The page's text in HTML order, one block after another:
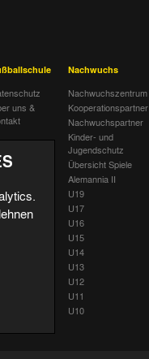
uns &
Nachwuchs
Nachwuchszentrum
Kooperationspartner
Nachwuchspartner
Kinder- und
Jugendschutz
Übersicht Spiele
Alemannia II
U19
U17
U16
U15
U14
U13
U12
U11
U10